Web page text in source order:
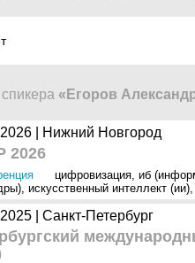
«Егоров
| Нижний Новгород
2026
цифровизация, иб
, искусственный интеллект (ии)
| Санкт-Петербург